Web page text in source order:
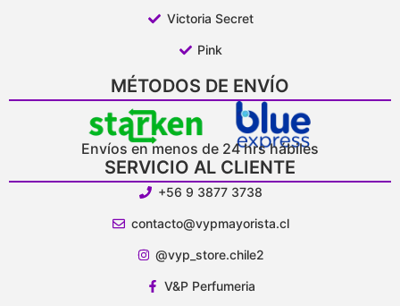
Victoria Secret
Pink
MÉTODOS DE ENVÍO
Envíos en menos de 24 hrs hábiles
SERVICIO AL CLIENTE
+56 9 3877 3738
contacto@vypmayorista.cl
@vyp_store.chile2
V&P Perfumeria